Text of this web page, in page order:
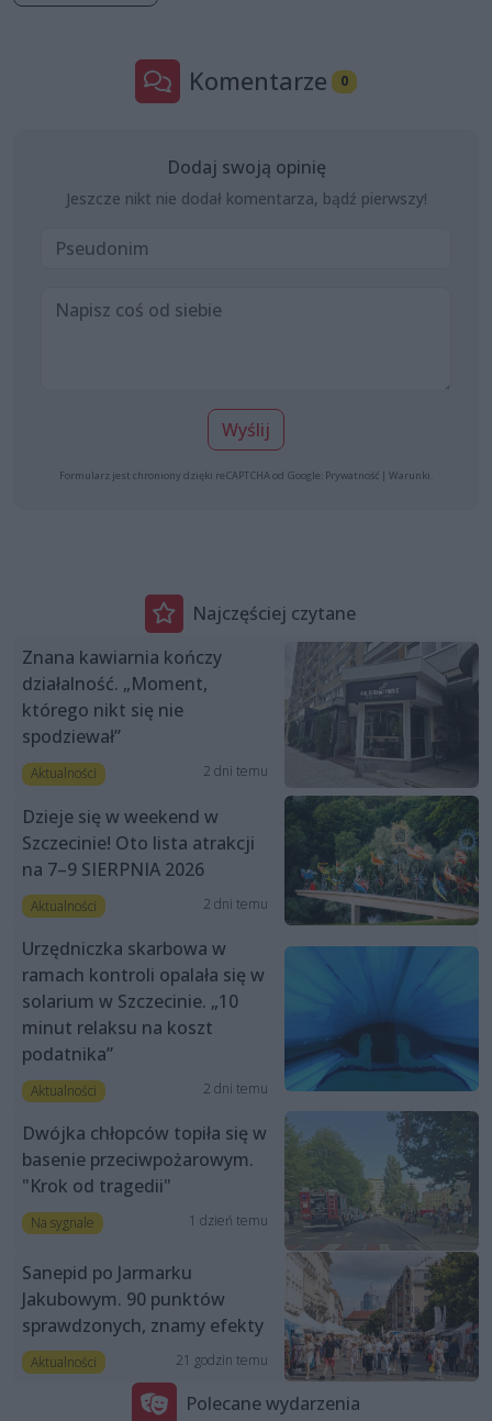
Komentarze 0
Dodaj swoją opinię
Jeszcze nikt nie dodał komentarza, bądź pierwszy!
Wyślij
Formularz jest chroniony dzięki reCAPTCHA od Google: Prywatność | Warunki
Najczęściej czytane
Znana kawiarnia kończy
działalność. „Moment,
którego nikt się nie
spodziewał”
Aktualności 2 dni temu
Dzieje się w weekend w
Szczecinie! Oto lista atrakcji
na 7–9 SIERPNIA 2026
Aktualności 2 dni temu
Urzędniczka skarbowa w
ramach kontroli opalała się w
solarium w Szczecinie. „10
minut relaksu na koszt
podatnika”
Aktualności 2 dni temu
Dwójka chłopców topiła się w
basenie przeciwpożarowym.
"Krok od tragedii"
Na sygnale 1 dzień temu
Sanepid po Jarmarku
Jakubowym. 90 punktów
sprawdzonych, znamy efekty
Aktualności 21 godzin temu
Polecane wydarzenia